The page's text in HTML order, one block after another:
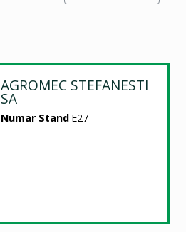
AGROMEC STEFANESTI
SA
Numar Stand E27